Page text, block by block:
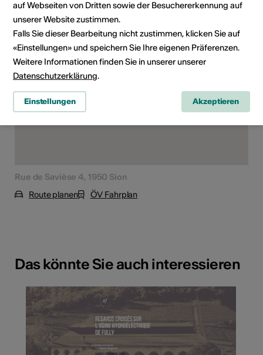
Veranstaltungsort
Rue de Savièse 4, 1950 Sion
Route planen
ÖV Fahrplan
Das könnte Sie auch interessieren
auf Webseiten von Dritten sowie der Besuchererkennung auf
unserer Website zustimmen.
Falls Sie dieser Bearbeitung nicht zustimmen, klicken Sie auf
«Einstellungen» und speichern Sie Ihre eigenen Präferenzen.
Weitere Informationen finden Sie in unserer unserer
Datenschutzerklärung.
Einstellungen Akzeptieren